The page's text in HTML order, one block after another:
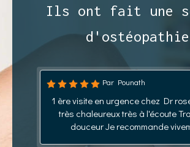
Ils ont fait une
d'ostéopathie
Par Pounath
1 ère visite en urgence chez Dr
très chaleureux très à l'écoute
douceur Je recommande